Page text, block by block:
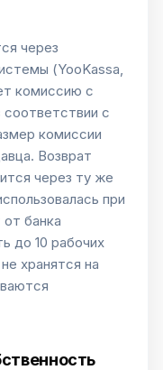
через
(YooKassa,
комиссию с
с
комиссии
Возврат
через ту же
при
банка
до 10 рабочих
хранятся на